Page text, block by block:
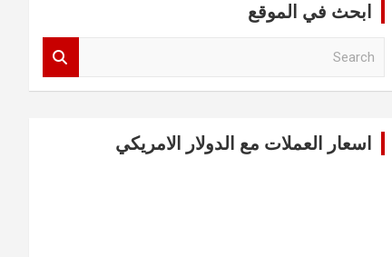
ابحث في الموقع
اسعار العملات مع الدولار الامريكي